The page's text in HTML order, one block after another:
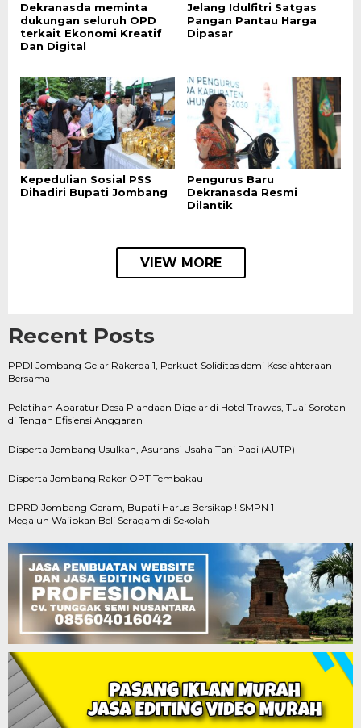
Dekranasda meminta
dukungan seluruh OPD
terkait Ekonomi Kreatif
Dan Digital
Jelang Idulfitri Satgas
Pangan Pantau Harga
Dipasar
Kepedulian Sosial PSS
Dihadiri Bupati Jombang
Pengurus Baru
Dekranasda Resmi
Dilantik
VIEW MORE
Recent Posts
PPDI Jombang Gelar Rakerda 1, Perkuat Soliditas demi Kesejahteraan
Bersama
Pelatihan Aparatur Desa Plandaan Digelar di Hotel Trawas, Tuai Sorotan
di Tengah Efisiensi Anggaran
Disperta Jombang Usulkan, Asuransi Usaha Tani Padi (AUTP)
Disperta Jombang Rakor OPT Tembakau
DPRD Jombang Geram, Bupati Harus Bersikap ! SMPN 1
Megaluh Wajibkan Beli Seragam di Sekolah